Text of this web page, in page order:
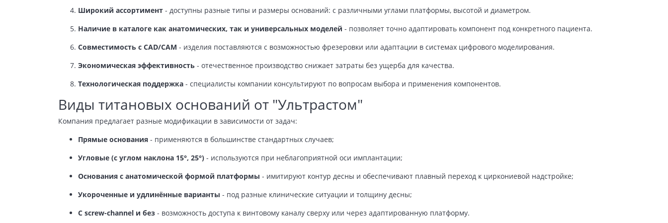
Широкий ассортимент - доступны разные типы и размеры оснований: с различными углами платформы, высотой и диаметром.
Наличие в каталоге как анатомических, так и универсальных моделей - позволяет точно адаптировать компонент под конкретного пациента.
Совместимость с CAD/CAM - изделия поставляются с возможностью фрезеровки или адаптации в системах цифрового моделирования.
Экономическая эффективность - отечественное производство снижает затраты без ущерба для качества.
Технологическая поддержка - специалисты компании консультируют по вопросам выбора и применения компонентов.
Виды титановых оснований от "Ультрастом"
Компания предлагает разные модификации в зависимости от задач:
Прямые основания - применяются в большинстве стандартных случаев;
Угловые (с углом наклона 15°, 25°) - используются при неблагоприятной оси имплантации;
Основания с анатомической формой платформы - имитируют контур десны и обеспечивают плавный переход к циркониевой надстройке;
Укороченные и удлинённые варианты - под разные клинические ситуации и толщину десны;
С screw-channel и без - возможность доступа к винтовому каналу сверху или через адаптированную платформу.